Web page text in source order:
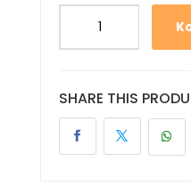
SHARE THIS